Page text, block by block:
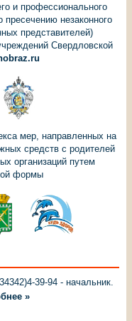
и профессионального
пресечению незаконного
представителей)
Свердловской
мер, направленных на
средств с родителей
организаций путем
формы
39-94 - начальник.
»